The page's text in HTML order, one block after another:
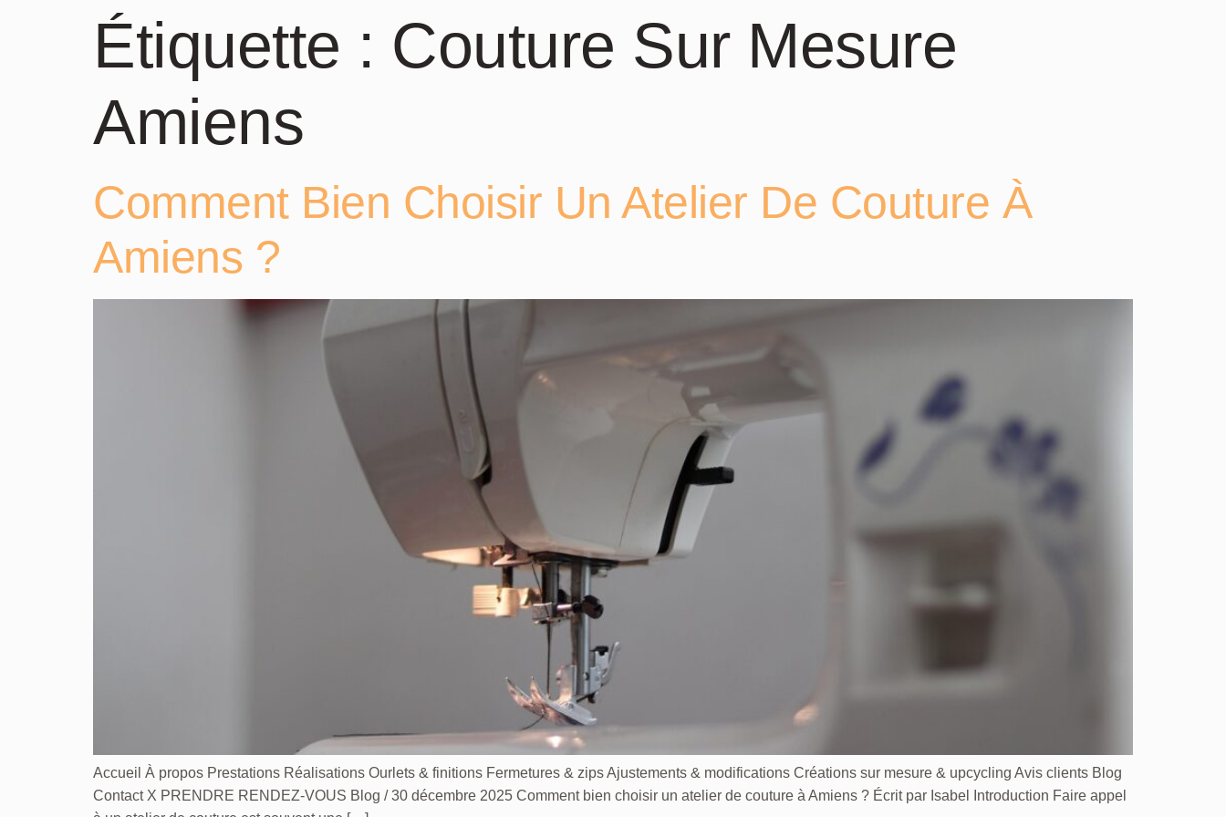
Étiquette : Couture Sur Mesure
Amiens
Comment Bien Choisir Un Atelier De Couture À
Amiens ?
Accueil À propos Prestations Réalisations Ourlets & finitions Fermetures & zips Ajustements & modifications Créations sur mesure & upcycling Avis clients Blog
Contact X PRENDRE RENDEZ-VOUS Blog / 30 décembre 2025 Comment bien choisir un atelier de couture à Amiens ? Écrit par Isabel Introduction Faire appel